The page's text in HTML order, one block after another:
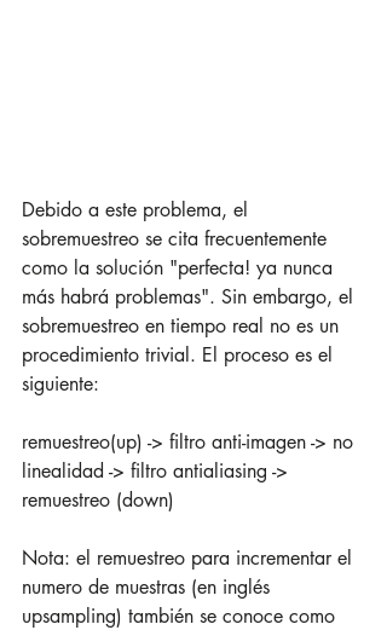
Debido a este problema, el
sobremuestreo se cita frecuentemente
como la solución "perfecta! ya nunca
más habrá problemas". Sin embargo, el
sobremuestreo en tiempo real no es un
procedimiento trivial. El proceso es el
siguiente:
remuestreo(up) -> filtro anti-imagen -> no
linealidad -> filtro antialiasing ->
remuestreo (down)
Nota: el remuestreo para incrementar el
numero de muestras (en inglés
upsampling) también se conoce como